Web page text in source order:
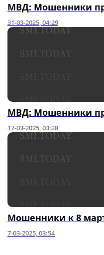
МВД: Мошенники
31-03-2025, 04:29
МВД: Мошенники
17-03-2025, 03:28
Мошенники к 8
7-03-2025, 03:54